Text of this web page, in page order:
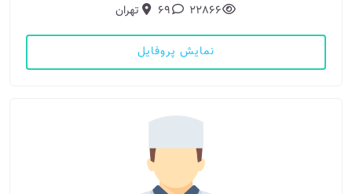
22866
69 تهران
نمایش پروفایل